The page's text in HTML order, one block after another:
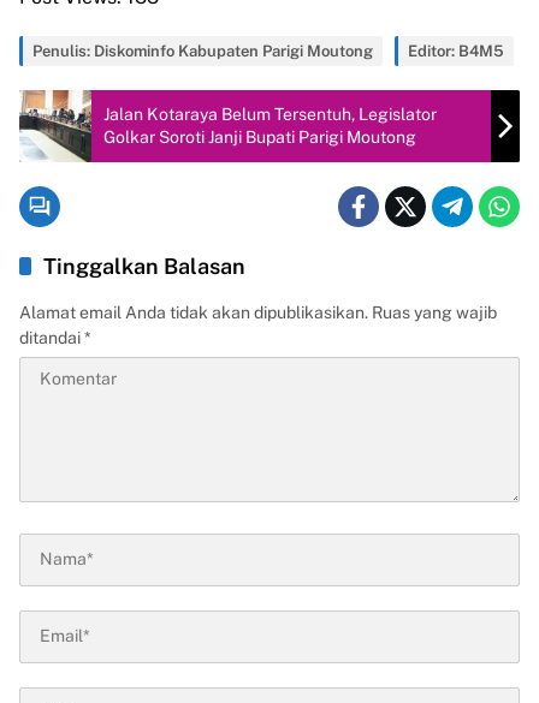
Penulis: Diskominfo Kabupaten Parigi Moutong Editor: B4M5
Jalan Kotaraya Belum Tersentuh, Legislator
Golkar Soroti Janji Bupati Parigi Moutong
Tinggalkan Balasan
Alamat email Anda tidak akan dipublikasikan. Ruas yang wajib
ditandai*